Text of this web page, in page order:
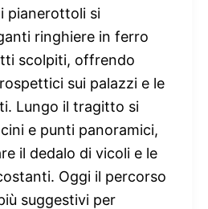
pianerottoli si
ringhiere in ferro
scolpiti, offrendo
sui palazzi e le
Lungo il tragitto si
e punti panoramici,
il dedalo di vicoli e le
Oggi il percorso
suggestivi per